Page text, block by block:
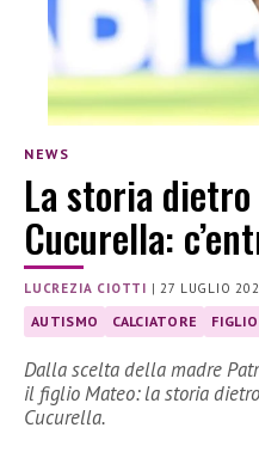
NEWS
La storia
Cucurella:
LUCREZIA CIOTTI |27 LUGLIO
AUTISMO CALCIATORE FIGLIO
Dalla scelta della madre
il figlio Mateo: la storia
Cucurella.